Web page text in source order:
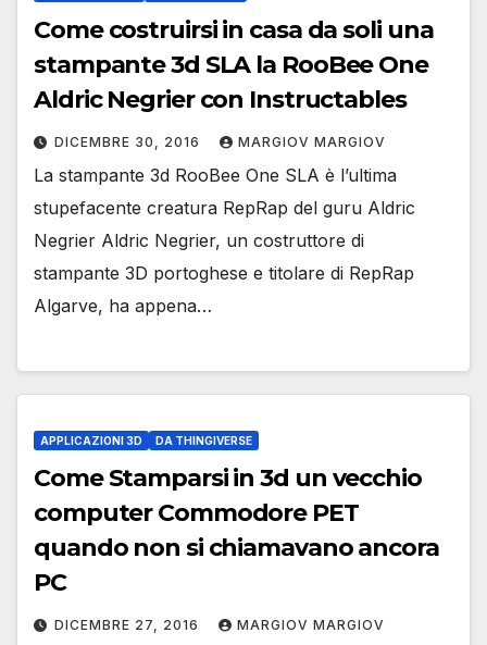
Come costruirsi in casa da soli una
stampante 3d SLA la RooBee One
Aldric Negrier con Instructables
DICEMBRE 30, 2016 MARGIOV MARGIOV
La stampante 3d RooBee One SLA è l’ultima
stupefacente creatura RepRap del guru Aldric
Negrier Aldric Negrier, un costruttore di
stampante 3D portoghese e titolare di RepRap
Algarve, ha appena…
APPLICAZIONI 3D DA THINGIVERSE
Come Stamparsi in 3d un vecchio
computer Commodore PET
quando non si chiamavano ancora
PC
DICEMBRE 27, 2016 MARGIOV MARGIOV